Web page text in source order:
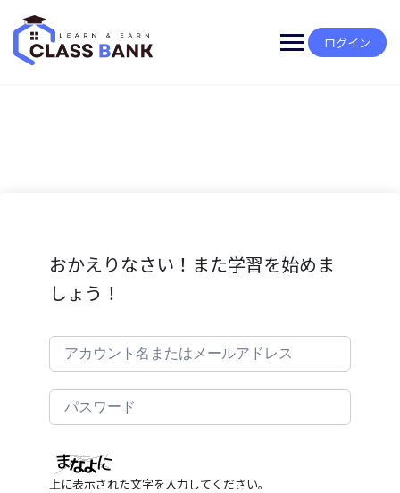
content
ログイン
おかえりなさい！また学習を始めま
しょう！
上に表示された文字を入力してください。